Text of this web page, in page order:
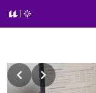
Slide 2 of 2